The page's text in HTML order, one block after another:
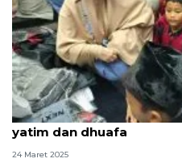
Legislator DKI
yatim dan dhuafa
24 Maret 2025